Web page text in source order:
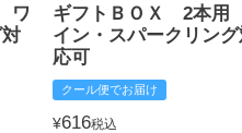
ワ
ギフトＢＯＸ 2本
イン・スパークリン
応可
クール便でお届け
¥616税込